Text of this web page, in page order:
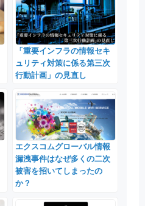
「重要インフラの情報セキ
ュリティ対策に係る第三次
行動計画」の見直し
エクスコムグローバル情報
漏洩事件はなぜ多くの二次
被害を招いてしまったの
か？